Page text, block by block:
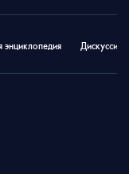
энциклопедия